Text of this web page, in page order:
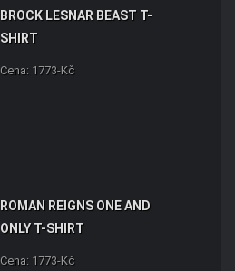
BROCK LESNAR BEAST T-
SHIRT
Cena: 1773-Kč
ROMAN REIGNS ONE AND
ONLY T-SHIRT
Cena: 1773-Kč